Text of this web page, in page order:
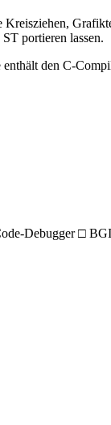
portieren lassen.
den C-
Debugger □